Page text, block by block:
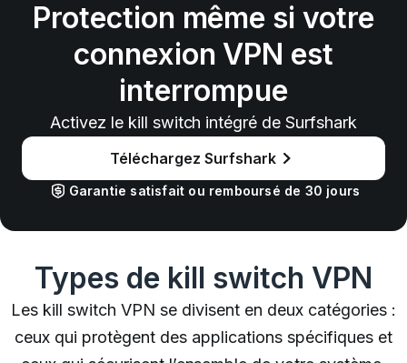
Protection même si votre
connexion VPN est
interrompue
Activez le kill switch intégré de Surfshark
Téléchargez Surfshark
Garantie satisfait ou remboursé de 30 jours
Types de kill switch VPN
Les kill switch VPN se divisent en deux catégories :
ceux qui protègent des applications spécifiques et